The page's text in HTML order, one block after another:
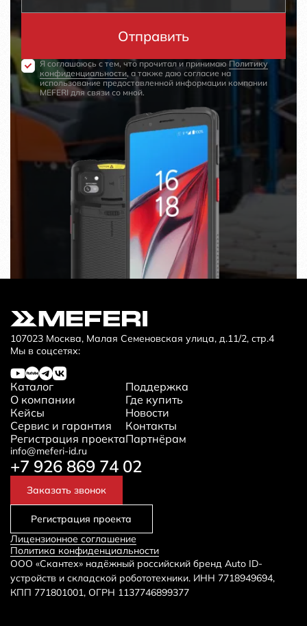
Я соглашаюсь с тем, что прочитал и принимаю Политику
конфиденциальности, а также даю согласие на
использование предоставленной информации компании
MEFERI для связи со мной.
107023 Москва, Малая Семеновская улица, д.11/2, стр.4
Мы в соцсетях:
Каталог
О компании
Кейсы
Сервис и гарантия
Регистрация проекта
Поддержка
Где купить
Новости
Контакты
Партнёрам
info@meferi-id.ru
+7 926 869 74 02
Регистрация проекта
Заказать звонок
ООО «Скантех» надёжный российский бренд Auto ID-
устройств и складской робототехники. ИНН 7718949694,
КПП 771801001, ОГРН 1137746899377
Лицензионное соглашение
Политика конфиденциальности